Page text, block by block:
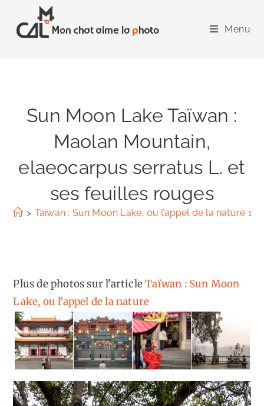
content
Menu
Sun Moon Lake Taïwan :
Maolan Mountain,
elaeocarpus serratus L. et
ses feuilles rouges
> Taïwan : Sun Moon Lake, ou l’appel de la nature >
Plus de photos sur l'articleTaïwan : Sun Moon
Lake, ou l’appel de la nature